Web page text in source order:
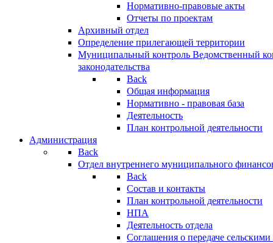
Нормативно-правовые акты
Отчеты по проектам
Архивный отдел
Определение прилегающей территории
Муниципальный контроль Ведомственный
законодательства
Back
Общая информация
Нормативно - правовая база
Деятельность
План контрольной деятельности
Администрация
Back
Отдел внутреннего муниципального
Back
Состав и контакты
План контрольной деятельности
НПА
Деятельность отдела
Соглашения о передаче